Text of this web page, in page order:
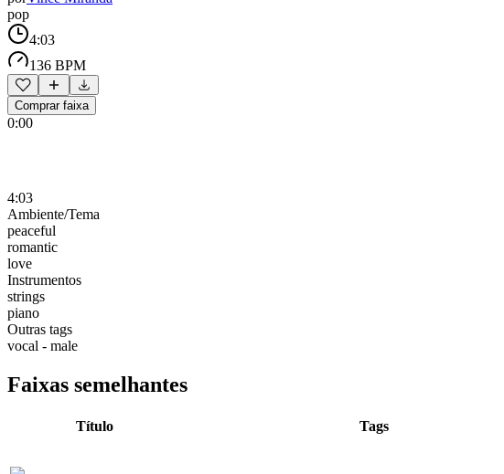
pop
4:03
136 BPM
Comprar faixa
0:00
4:03
Ambiente/Tema
peaceful
romantic
love
Instrumentos
strings
piano
Outras tags
vocal - male
Faixas semelhantes
Título Tags